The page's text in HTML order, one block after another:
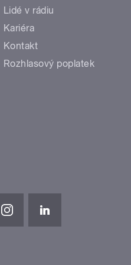
Lidé v rádiu
Kariéra
Kontakt
Rozhlasový poplatek